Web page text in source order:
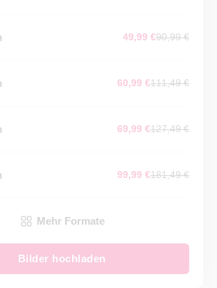
49,99 €90,99 €
60,99 €111,49 €
69,99 €127,49 €
99,99 €181,49 €
Mehr Formate
Bilder hochladen